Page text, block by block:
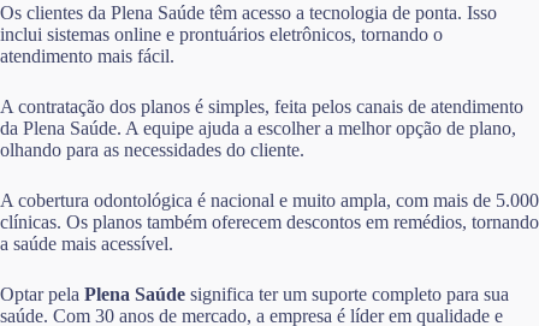
Os clientes da Plena Saúde têm acesso a tecnologia de ponta. Isso
inclui sistemas online e prontuários eletrônicos, tornando o
atendimento mais fácil.
A contratação dos planos é simples, feita pelos canais de atendimento
da Plena Saúde. A equipe ajuda a escolher a melhor opção de plano,
olhando para as necessidades do cliente.
A cobertura odontológica é nacional e muito ampla, com mais de 5.000
clínicas. Os planos também oferecem descontos em remédios, tornando
a saúde mais acessível.
Optar pela Plena Saúde significa ter um suporte completo para sua
saúde. Com 30 anos de mercado, a empresa é líder em qualidade e